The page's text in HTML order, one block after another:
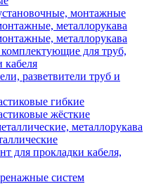
монтажные
металлорукава
металлорукава
для труб,
кабеля
разветвители труб и
гибкие
жёсткие
металлорукава
для прокладки кабеля,
систем